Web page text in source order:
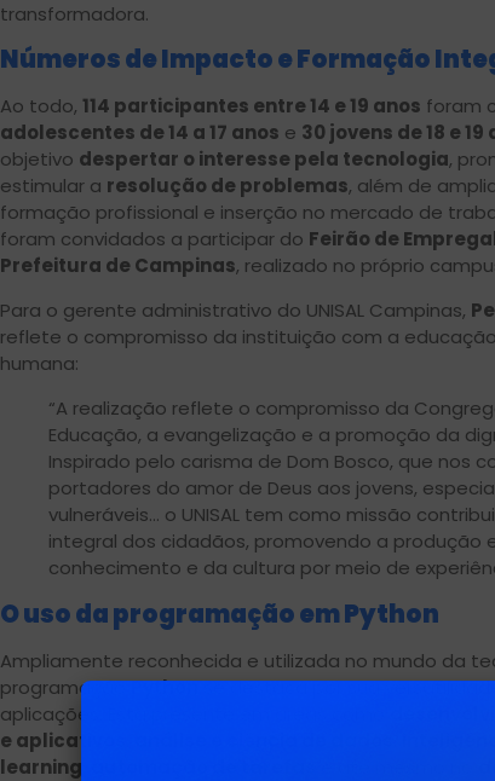
transformadora.
Números de Impacto e Formação
Ao todo, 114 participantes entre 14 e 19 anos foram
adolescentes de 14 a 17 anos e 30 jovens de 18 e 19
objetivo despertar o interesse pela tecnologia,
estimular a resolução de problemas, além de
formação profissional e inserção no mercado de
foram convidados a participar do Feirão de
Prefeitura de Campinas, realizado no próprio
Para o gerente administrativo do UNISAL Campinas,
reflete o compromisso da instituição com a
humana:
“A realização reflete o compromisso da
Educação, a evangelização e a promoção da
Inspirado pelo carisma de Dom Bosco, que nos
portadores do amor de Deus aos jovens,
vulneráveis… o UNISAL tem como missão
integral dos cidadãos, promovendo a produção
conhecimento e da cultura por meio de
O uso da programação em Python
Ampliamente reconhecida e utilizada no mundo da
programaçãoPythonse destaca por sua
aplicações. Está presente em áreas como
e aplicativos
learning